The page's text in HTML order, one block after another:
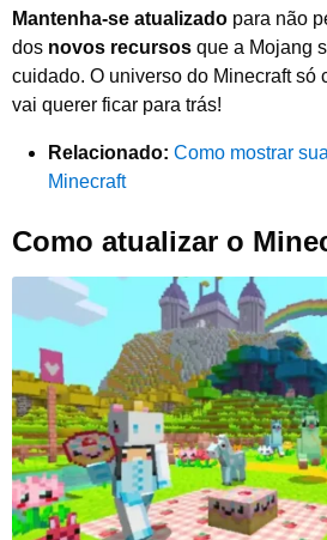
Mantenha-se atualizado para não
dos novos recursos que a Mojang
cuidado. O universo do Minecraft
vai querer ficar para trás!
Relacionado: Como mostrar
Minecraft
Como atualizar o